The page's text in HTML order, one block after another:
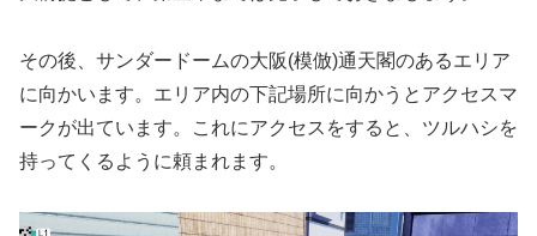
その後、サンダードームの大阪(模倣)通天閣のあるエリア
に向かいます。エリア内の下記場所に向かうとアクセスマ
ークが出ています。これにアクセスをすると、ツルハシを
持ってくるように頼まれます。